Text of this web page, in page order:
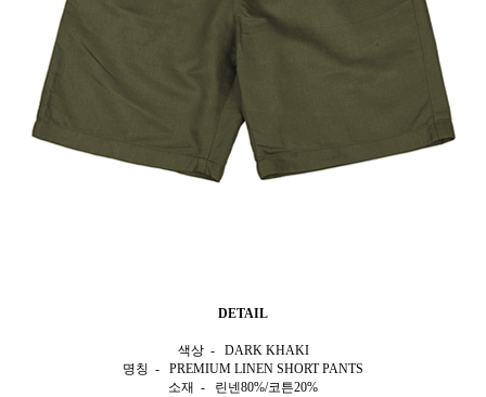
DETAIL
색상 - DARK KHAKI
명칭 - PREMIUM LINEN SHORT PANTS
소재 - 린넨80%/코튼20%